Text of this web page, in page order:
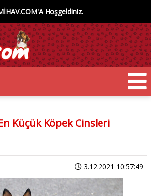
Hoşgeldiniz.
Küçük Köpek Cinsleri
3.12.2021 10:57:49